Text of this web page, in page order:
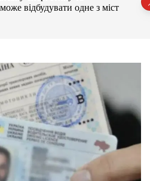
р
р
е
ж
у
відбудувати одне з міст